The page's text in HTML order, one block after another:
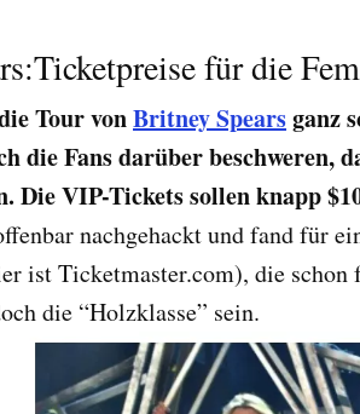
für die
Tour vonBritney Spearsganz
die Fans darüber beschweren,
Die VIP-Tickets sollen knapp
nachgehackt und fand für
ist Ticketmaster.com), die
die “Holzklasse” sein.